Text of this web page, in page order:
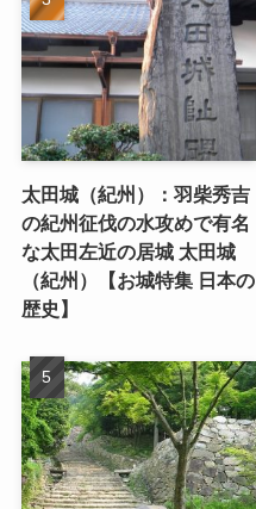
太田城（紀州）：羽柴秀吉
の紀州征伐の水攻めで有名
な太田左近の居城 太田城
（紀州）【お城特集 日本の
歴史】